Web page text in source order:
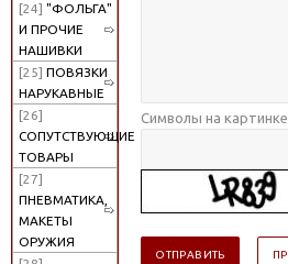
[24] "ФОЛЬГА"
И ПРОЧИЕ
НАШИВКИ
[25] ПОВЯЗКИ
НАРУКАВНЫЕ
[26]
СОПУТСТВУЮЩИЕ
ТОВАРЫ
[27]
ПНЕВМАТИКА,
МАКЕТЫ
ОРУЖИЯ
Символы на картинке